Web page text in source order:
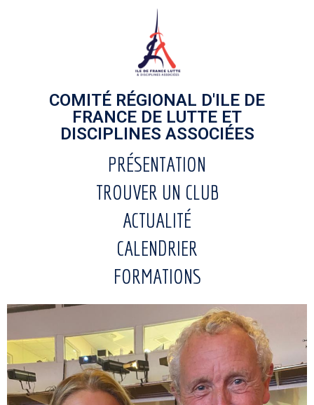
COMITÉ RÉGIONAL D'ILE DE
FRANCE DE LUTTE ET
DISCIPLINES ASSOCIÉES
PRÉSENTATION
TROUVER UN CLUB
ACTUALITÉ
CALENDRIER
FORMATIONS